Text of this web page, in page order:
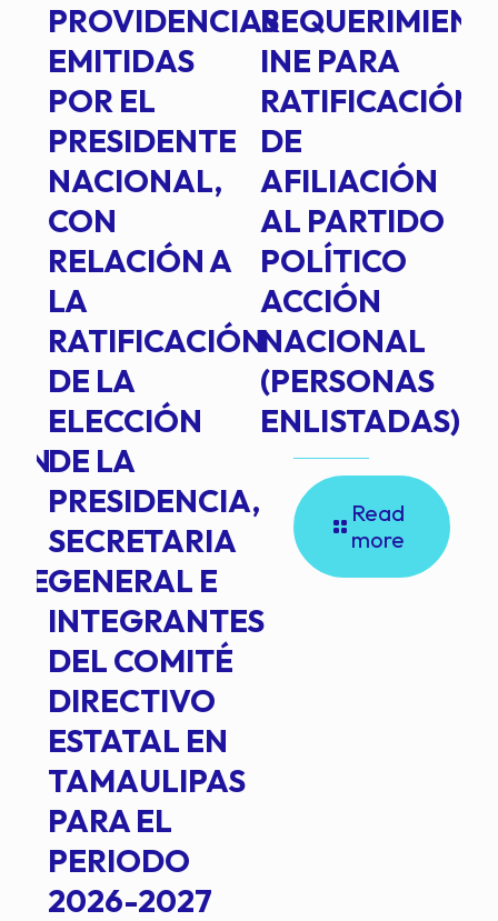
PROVIDENCIAS
EMITIDAS
POR EL
PRESIDENTE
NACIONAL,
CON
RELACIÓN A
LA
RATIFICACIÓN
DE LA
ELECCIÓN
DE LA
PRESIDENCIA,
SECRETARIA
GENERAL E
INTEGRANTES
DEL COMITÉ
DIRECTIVO
ESTATAL EN
TAMAULIPAS
PARA EL
PERIODO
2026-2027
INE PARA
RATIFICACIÓN
DE
AFILIACIÓN
AL PARTIDO
POLÍTICO
ACCIÓN
NACIONAL
(PERSONAS
ENLISTADAS)
Read
more